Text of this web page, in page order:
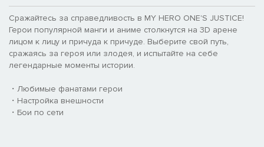
Сражайтесь за справедливость в MY HERO ONE'S JUSTICE!
Герои популярной манги и аниме столкнутся на 3D арене
лицом к лицу и причуда к причуде. Выберите свой путь,
сражаясь за героя или злодея, и испытайте на себе
легендарные моменты истории.
・Любимые фанатами герои
・Настройка внешности
・Бои по сети